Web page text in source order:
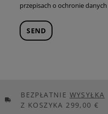
przepisach o ochronie danych
SEND
BEZPŁATNIE WYSYŁKA
Z KOSZYKA 299,00 €